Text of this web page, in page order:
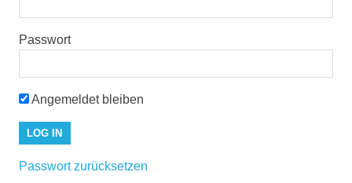
Passwort
Angemeldet bleiben
Passwort zurücksetzen